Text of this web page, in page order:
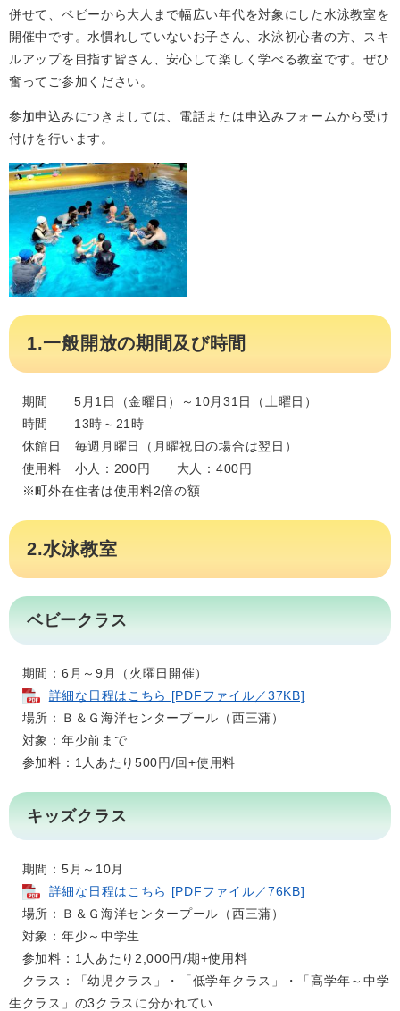
併せて、ベビーから大人まで幅広い年代を対象にした水泳教室を
開催中です。水慣れしていないお子さん、水泳初心者の方、スキ
ルアップを目指す皆さん、安心して楽しく学べる教室です。ぜひ
奮ってご参加ください。
参加申込みにつきましては、電話または申込みフォームから受け
付けを行います。
1.一般開放の期間及び時間
期間 5月1日（金曜日）～10月31日（土曜日）
時間 13時～21時
休館日 毎週月曜日（月曜祝日の場合は翌日）
使用料 小人：200円 大人：400円
※町外在住者は使用料2倍の額
2.水泳教室
ベビークラス
期間：6月～9月（火曜日開催）
詳細な日程はこちら [PDFファイル／37KB]
場所：Ｂ＆Ｇ海洋センタープール（西三蒲）
対象：年少前まで
参加料：1人あたり500円/回+使用料​
キッズクラス
期間：5月～10月
詳細な日程はこちら [PDFファイル／76KB]
場所：Ｂ＆Ｇ海洋センタープール（西三蒲）
対象：年少～中学生
参加料：1人あたり2,000円/期+使用料
クラス：「幼児クラス」・「低学年クラス」・「高学年～中学
生クラス」の3クラスに分かれてい